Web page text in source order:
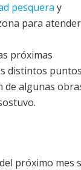
pesquera y
para atender
próximas
distintos
de algunas
próximo mes